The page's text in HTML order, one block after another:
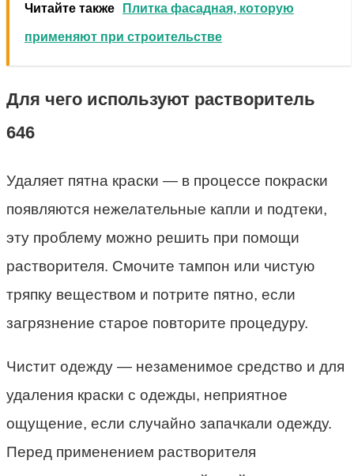
Читайте также Плитка фасадная, которую
применяют при строительстве
Для чего используют растворитель
646
Удаляет пятна краски — в процессе покраски
появляются нежелательные капли и подтеки,
эту проблему можно решить при помощи
растворителя. Смочите тампон или чистую
тряпку веществом и потрите пятно, если
загрязнение старое повторите процедуру.
Чистит одежду — незаменимое средство и для
удаления краски с одежды, неприятное
ощущение, если случайно запачкали одежду.
Перед применением растворителя